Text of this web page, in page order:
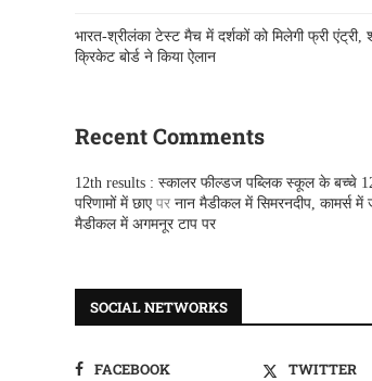
भारत-श्रीलंका टेस्ट मैच में दर्शकों को मिलेगी फ्री एंट्री,
क्रिकेट बोर्ड ने किया ऐलान
Recent Comments
12th results : स्कालर फील्डज पब्लिक स्कूल के बच्चे
परिणामों में छाएपर नान मैडीकल में सिमरनदीप, कामर्स में
मैडीकल में अगमनूर टाप पर
SOCIAL NETWORKS
FACEBOOK
TWITTER